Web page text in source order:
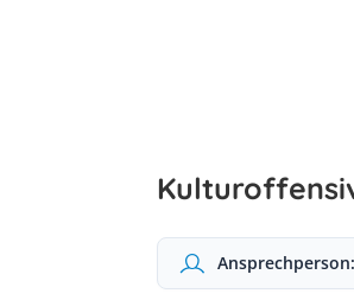
Ansprechperson: